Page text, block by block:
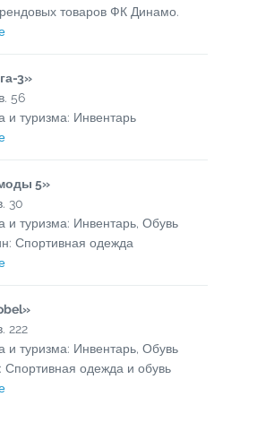
товаров ФК Динамо.
3»
56
и туризма: Инвентарь
5»
30
и туризма: Инвентарь, Обувь
Спортивная одежда
222
и туризма: Инвентарь, Обувь
Спортивная одежда и обувь